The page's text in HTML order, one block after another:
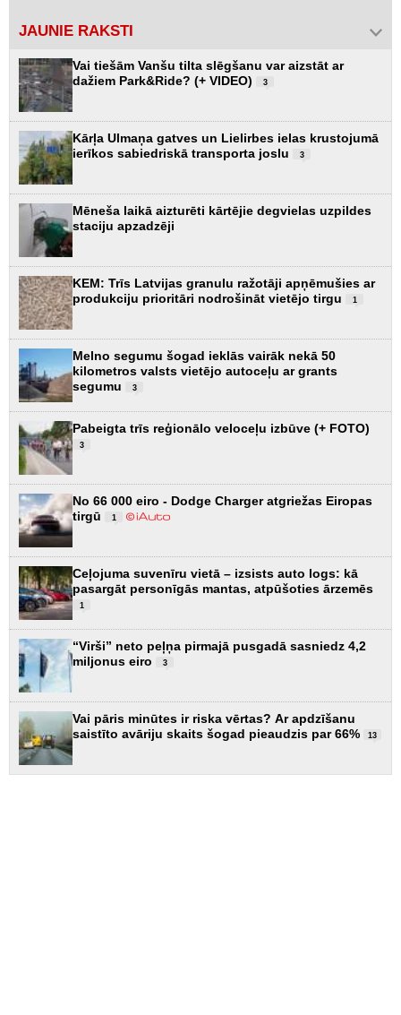
JAUNIE RAKSTI
Vai tiešām Vanšu tilta slēgšanu var aizstāt ar
dažiem Park&Ride? (+ VIDEO)
3
Kārļa Ulmaņa gatves un Lielirbes ielas krustojumā
ierīkos sabiedriskā transporta joslu
3
Mēneša laikā aizturēti kārtējie degvielas uzpildes
staciju apzadzēji
KEM: Trīs Latvijas granulu ražotāji apņēmušies ar
produkciju prioritāri nodrošināt vietējo tirgu
1
Melno segumu šogad ieklās vairāk nekā 50
kilometros valsts vietējo autoceļu ar grants
segumu
3
Pabeigta trīs reģionālo veloceļu izbūve (+ FOTO)
3
No 66 000 eiro - Dodge Charger atgriežas Eiropas
tirgū
1
Ceļojuma suvenīru vietā – izsists auto logs: kā
pasargāt personīgās mantas, atpūšoties ārzemēs
1
“Virši” neto peļņa pirmajā pusgadā sasniedz 4,2
miljonus eiro
3
Vai pāris minūtes ir riska vērtas? Ar apdzīšanu
saistīto avāriju skaits šogad pieaudzis par 66%
13